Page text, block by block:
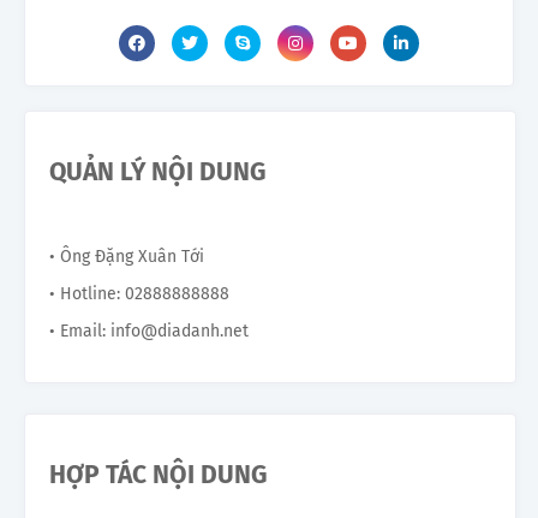
QUẢN LÝ NỘI DUNG
• Ông Đặng Xuân Tới
• Hotline: 02888888888
• Email: info@diadanh.net
HỢP TÁC NỘI DUNG